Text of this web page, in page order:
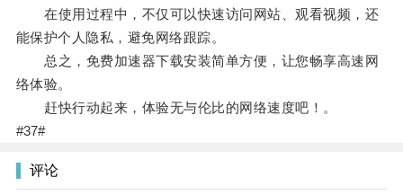
在使用过程中，不仅可以快速访问网站、观看视频，还
能保护个人隐私，避免网络跟踪。
总之，免费加速器下载安装简单方便，让您畅享高速网
络体验。
赶快行动起来，体验无与伦比的网络速度吧！。
#37#
评论